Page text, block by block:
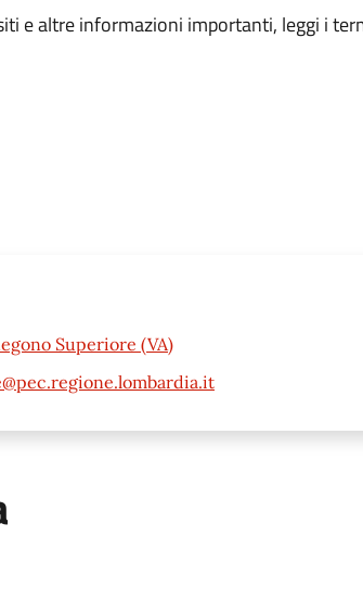
e altre informazioni importanti, leggi i
Superiore (VA)